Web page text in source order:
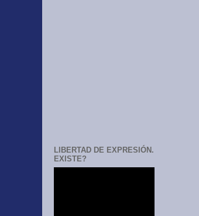
LIBERTAD DE EXPRESIÓN.
EXISTE?